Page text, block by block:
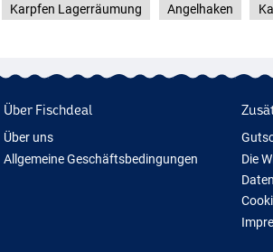
Karpfen Lagerräumung Angelhaken
Über Fischdeal
Über uns
Allgemeine Geschäftsbedingungen
Die